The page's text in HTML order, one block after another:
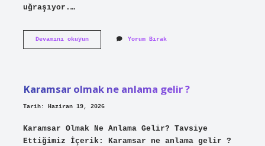
uğraşıyor.…
Devamını okuyunEvi
karınca
gerekiyor
Yorum Bırak
Karamsar olmak ne anlama gelir ?
Tarih: Haziran 19, 2026
Karamsar Olmak Ne Anlama Gelir? Tavsiye
Ettiğimiz İçerik: Karamsar ne anlama gelir ?